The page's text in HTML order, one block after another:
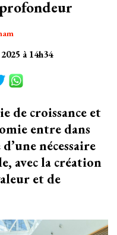
à 14h34
de croissance et
entre dans
nécessaire
avec la création
et de